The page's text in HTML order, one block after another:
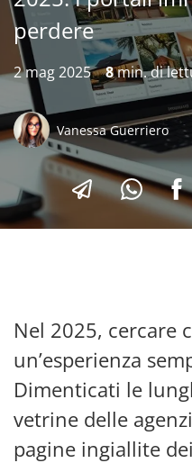
perdere
2 mag 2025 8min. di
Vanessa Guerriero
Nel 2025, cercare
un’esperienza
Dimenticati le
vetrine delle
pagine ingiallite